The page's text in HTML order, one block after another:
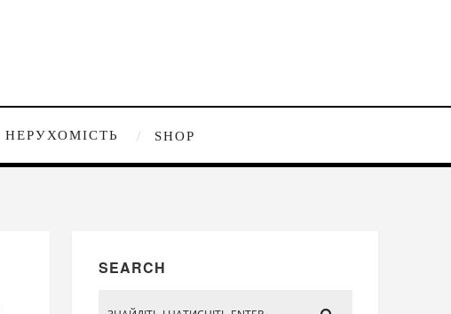
НЕРУХОМІСТЬ SHOP
SEARCH